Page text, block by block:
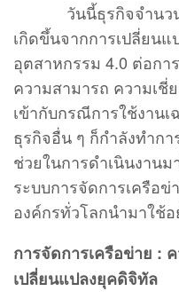
วันนี้ธุรกิจจํานวนม
เกิดขึ้นจากการเปลี่ยน
อุตสาหกรรม 4.0 ต่อกา
ความสามารถ ความเชี่
เข้ากับกรณีการใช้งาน
ธุรกิจอื่น ๆ ก็กําลังทําก
ช่วยในการดําเนินงานม
ระบบการจัดการเครือ
องค์กรทั่วโลกนํามาใช้อ
การจัดการเครือข่าย :
เปลี่ยนแปลงยุคดิจิทัล